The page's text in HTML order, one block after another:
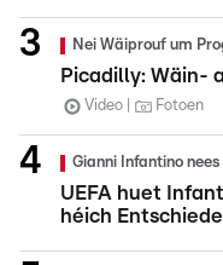
Nei Wäiprouf um
Picadilly: Wäin-
Video Fotoen
Gianni Infantino
UEFA huet
héich